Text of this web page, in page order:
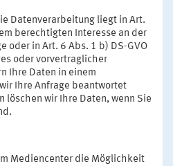
Datenverarbeitung liegt in Art.
berechtigten Interesse an der
oder in Art. 6 Abs. 1 b) DS-GVO
oder vorvertraglicher
Ihre Daten in einem
Ihre Anfrage beantwortet
löschen wir Ihre Daten, wenn Sie
Mediencenter die Möglichkeit